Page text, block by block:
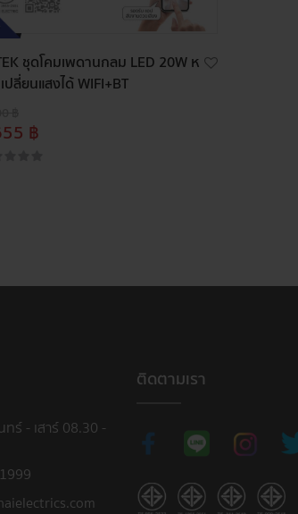
ชุดโคมเพดานกลม LED 20W ห
ปลี่ยนแสงได้ WIFI+BT
฿
ทร์ - เสาร์ 08.30 -
ติดตามเรา